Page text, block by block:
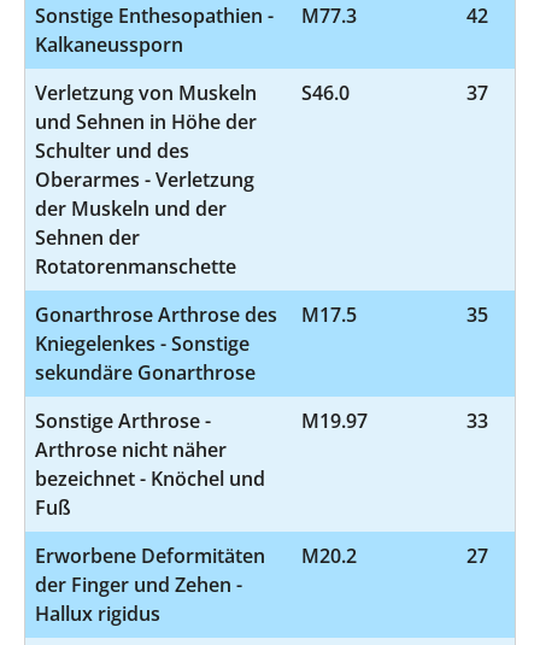
Sonstige Enthesopathien -
Kalkaneussporn
M77.3 42
Verletzung von Muskeln
und Sehnen in Höhe der
Schulter und des
Oberarmes - Verletzung
der Muskeln und der
Sehnen der
Rotatorenmanschette
S46.0 37
Gonarthrose Arthrose des
Kniegelenkes - Sonstige
sekundäre Gonarthrose
M17.5 35
Sonstige Arthrose -
Arthrose nicht näher
bezeichnet - Knöchel und
Fuß
M19.97 33
Erworbene Deformitäten
der Finger und Zehen -
Hallux rigidus
M20.2 27